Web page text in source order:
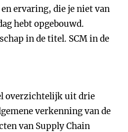
ervaring, die je niet van
hebt opgebouwd.
in de titel. SCM in de
overzichtelijk uit drie
verkenning van de
van Supply Chain